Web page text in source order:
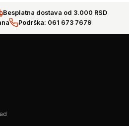
Besplatna dostava od 3.000 RSD
Podrška: 061 673 7679